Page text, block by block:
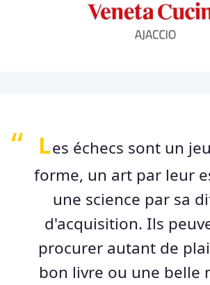
Les échecs sont un
forme, un art par leur
une science par sa
d'acquisition. Ils
procurer autant de
bon livre ou une belle